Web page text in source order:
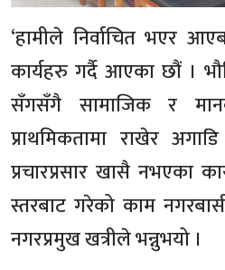
‘हामीले निर्वाचित भएर
कार्यहरु गर्दै आएका छौं ।
सँगसँगै सामाजिक र
प्राथमिकतामा राखेर
प्रचारप्रसार खासै नभएका
स्तरबाट गरेको काम
नगरप्रमुख खत्रीले भन्नुभयो ।